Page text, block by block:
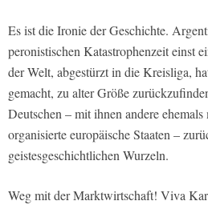
Es ist die Ironie der Geschichte.
peronistischen Katastrophenzeit einst
der Welt, abgestürzt in die Kreisliga,
gemacht, zu alter Größe
Deutschen – mit ihnen andere
organisierte europäische Staaten –
geistesgeschichtlichen Wurzeln.
Weg mit der Marktwirtschaft! Viva